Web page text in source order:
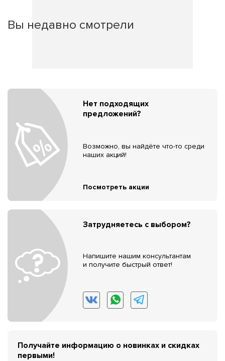
Вы недавно смотрели
Нет подходящих
предложений?
Возможно, вы найдёте что-то среди
наших акций!
Посмотреть акции
Затрудняетесь с выбором?
Напишите нашим консультантам
и получите быстрый ответ!
Получайте информацию о новинках и скидках
первыми!